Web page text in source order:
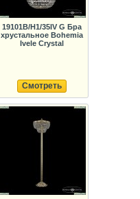
19101B/H1/35IV G Бра
хрустальное Bohemia
Ivele Crystal
Смотреть